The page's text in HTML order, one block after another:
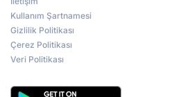
Kullanım Şartnamesi
Gizlilik Politikası
Çerez Politikası
Veri Politikası